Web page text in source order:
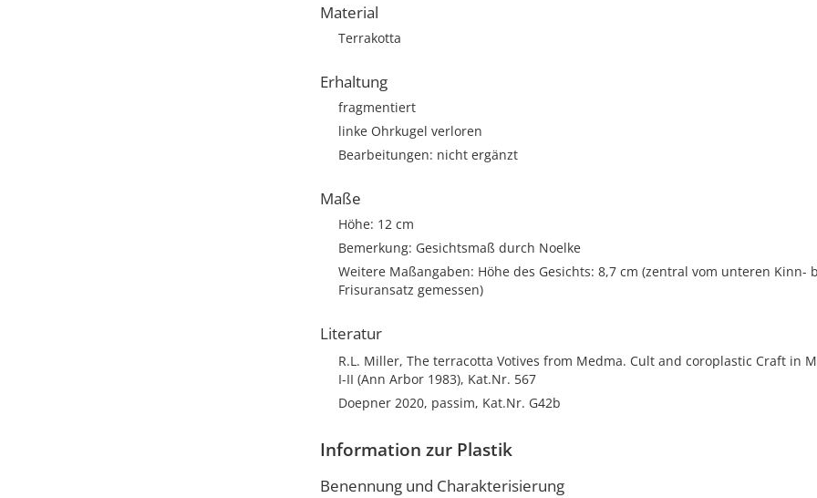
Material
Terrakotta
Erhaltung
fragmentiert
linke Ohrkugel verloren
Bearbeitungen: nicht ergänzt
Maße
Höhe: 12 cm
Bemerkung: Gesichtsmaß durch Noelke
Weitere Maßangaben: Höhe des Gesichts: 8,7 cm (zentral vom unteren Kinn-
Frisuransatz gemessen)
Literatur
R.L. Miller, The terracotta Votives from Medma. Cult and coroplastic Craft in
I-II (Ann Arbor 1983), Kat.Nr. 567
Doepner 2020, passim, Kat.Nr. G42b
Information zur Plastik
Benennung und Charakterisierung